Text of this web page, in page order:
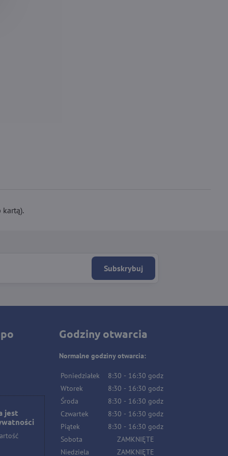
Subskrybuj
jest
Godziny otwarcia
Normalne godziny otwarcia:
Poniedziałek 8:30 - 16:30 godz
Wtorek
8:30 - 16:30 godz
Środa
8:30 - 16:30 godz
Czwartek
8:30 - 16:30 godz
Piątek
8:30 - 16:30 godz
Sobota
ZAMKNIĘTE
Niedziela
ZAMKNIĘTE